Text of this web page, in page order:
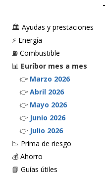
🏛️ Ayudas y prestaciones
⚡ Energía
⛽ Combustible
📊 Euríbor mes a mes
👉 Marzo 2026
👉 Abril 2026
👉 Mayo 2026
👉 Junio 2026
👉 Julio 2026
📉 Prima de riesgo
💰 Ahorro
📘 Guías útiles